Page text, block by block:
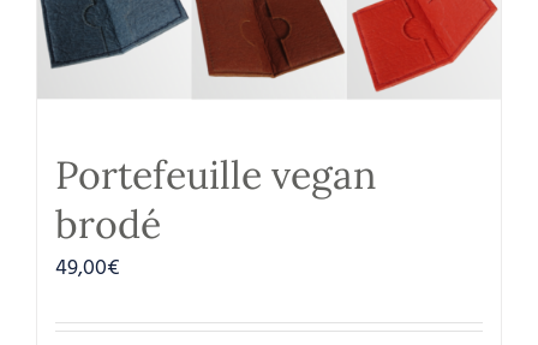
Portefeuille vegan
brodé
49,00€